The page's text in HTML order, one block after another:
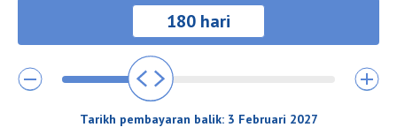
Tarikh pembayaran balik: 3 Februari 2027